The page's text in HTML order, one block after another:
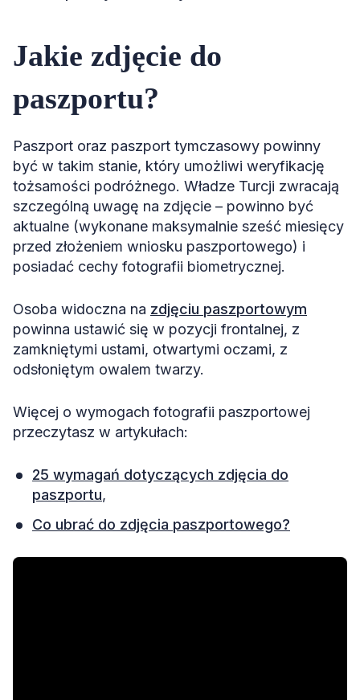
Jakie zdjęcie do
paszportu?
Paszport oraz paszport tymczasowy powinny
być w takim stanie, który umożliwi weryfikację
tożsamości podróżnego. Władze Turcji zwracają
szczególną uwagę na zdjęcie – powinno być
aktualne (wykonane maksymalnie sześć miesięcy
przed złożeniem wniosku paszportowego) i
posiadać cechy fotografii biometrycznej.
Osoba widoczna na zdjęciu paszportowym
powinna ustawić się w pozycji frontalnej, z
zamkniętymi ustami, otwartymi oczami, z
odsłoniętym owalem twarzy.
Więcej o wymogach fotografii paszportowej
przeczytasz w artykułach:
25 wymagań dotyczących zdjęcia do
paszportu,
Co ubrać do zdjęcia paszportowego?